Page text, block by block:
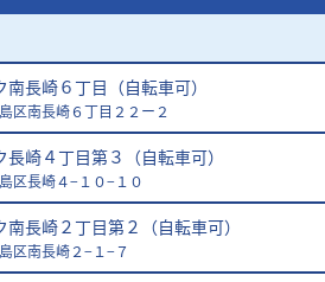
南長崎６丁目（自転車可）
区南長崎６丁目２２ー２
長崎４丁目第３（自転車可）
区長崎４−１０−１０
南長崎２丁目第２（自転車可）
区南長崎２−１−７